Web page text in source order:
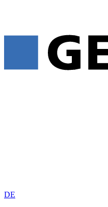
DE